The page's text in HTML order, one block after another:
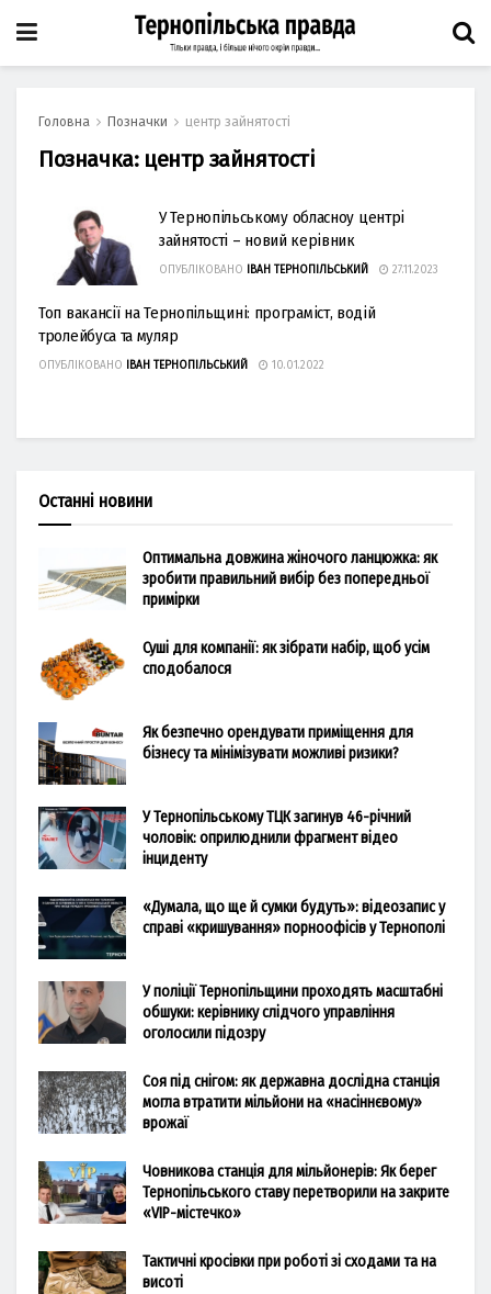
Головна Позначки центр зайнятості
Позначка: центр зайнятості
У Тернопільському обласноу центрі
зайнятості – новий керівник
ОПУБЛІКОВАНО ІВАН ТЕРНОПІЛЬСЬКИЙ 27.11.2023
Топ вакансії на Тернопільщині: програміст, водій
тролейбуса та муляр
ОПУБЛІКОВАНО ІВАН ТЕРНОПІЛЬСЬКИЙ 10.01.2022
Останні новини
Оптимальна довжина жіночого ланцюжка: як
зробити правильний вибір без попередньої
примірки
Суші для компанії: як зібрати набір, щоб усім
сподобалося
Як безпечно орендувати приміщення для
бізнесу та мінімізувати можливі ризики?
У Тернопільському ТЦК загинув 46-річний
чоловік: оприлюднили фрагмент відео
інциденту
«Думала, що ще й сумки будуть»: відеозапис у
справі «кришування» порноофісів у Тернополі
У поліції Тернопільщини проходять масштабні
обшуки: керівнику слідчого управління
оголосили підозру
Соя під снігом: як державна дослідна станція
могла втратити мільйони на «насіннєвому»
врожаї
Човникова станція для мільйонерів: Як берег
Тернопільського ставу перетворили на закрите
«VIP-містечко»
Тактичні кросівки при роботі зі сходами та на
висоті